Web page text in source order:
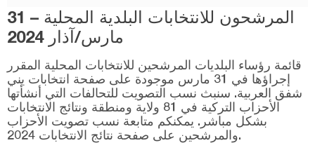
قرقلر ايلي
قرشهير
قونيا
كوتاهيا
مالاطيا
المرشحون للانتخابات البلدية المحلية – 31
مارس/آذار 2024
قائمة رؤساء البلديات المرشحين للانتخابات المحلية المقرر
إجراؤها في 31 مارس موجودة على صفحة انتخابات يني
شفق العربية. سنبث نسب التصويت للتحالفات التي أنشأتها
الأحزاب التركية في 81 ولاية ومنطقة ونتائج الانتخابات
بشكل مباشر. يمكنكم متابعة نسب تصويت الأحزاب
والمرشحين على صفحة نتائج الانتخابات 2024.